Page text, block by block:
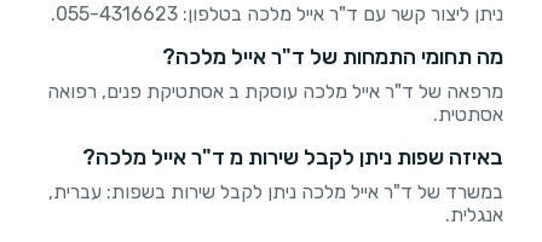
ניתן ליצור קשר עם ד"ר אייל מלכה בטלפון: 055-4316623.
מה תחומי התמחות של ד"ר אייל מלכה?
מרפאה של ד"ר אייל מלכה עוסקת ב אסתטיקת פנים, רפואה
אסתטית.
באיזה שפות ניתן לקבל שירות מ ד"ר אייל מלכה?
במשרד של ד"ר אייל מלכה ניתן לקבל שירות בשפות: עברית,
אנגלית.